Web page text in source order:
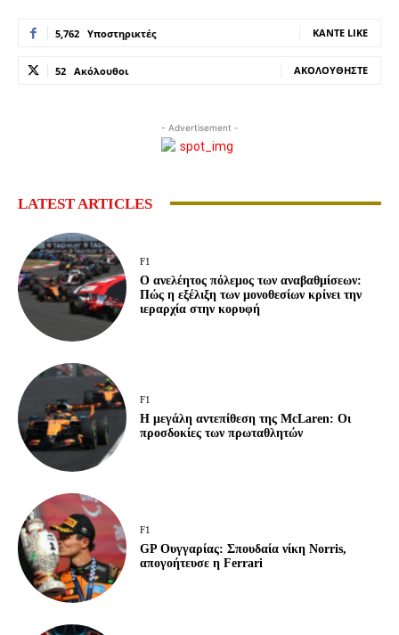
5,762 Υποστηρικτές ΚΆΝΤΕ LIKE
52 Ακόλουθοι ΑΚΟΛΟΥΘΉΣΤΕ
- Advertisement -
LATEST ARTICLES
F1
Ο ανελέητος πόλεμος των αναβαθμίσεων:
Πώς η εξέλιξη των μονοθεσίων κρίνει την
ιεραρχία στην κορυφή
F1
Η μεγάλη αντεπίθεση της McLaren: Οι
προσδοκίες των πρωταθλητών
F1
GP Ουγγαρίας: Σπουδαία νίκη Norris,
απογοήτευσε η Ferrari